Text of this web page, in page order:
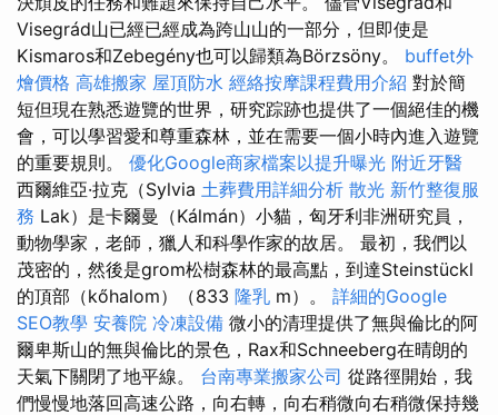
Visegrád山已經已經成為跨山山的一部分，但即使是
Kismaros和Zebegény也可以歸類為Börzsöny。 buffet外
燴價格 高雄搬家 屋頂防水 經絡按摩課程費用介紹 對於簡
短但現在熟悉遊覽的世界，研究踪跡也提供了一個絕佳的機
會，可以學習愛和尊重森林，並在需要一個小時內進入遊覽
的重要規則。 優化Google商家檔案以提升曝光 附近牙醫
西爾維亞·拉克（Sylvia 土葬費用詳細分析 散光 新竹整復服
務 Lak）是卡爾曼（Kálmán）小貓，匈牙利非洲研究員，
動物學家，老師，獵人和科學作家的故居。 最初，我們以
茂密的，然後是grom松樹森林的最高點，到達Steinstückl
的頂部（kőhalom）（833 隆乳 m）。 詳細的Google
SEO教學 安養院 冷凍設備 微小的清理提供了無與倫比的阿
爾卑斯山的無與倫比的景色，Rax和Schneeberg在晴朗的
天氣下關閉了地平線。 台南專業搬家公司 從路徑開始，我
們慢慢地落回高速公路，向右轉，向右稍微向右稍微保持幾